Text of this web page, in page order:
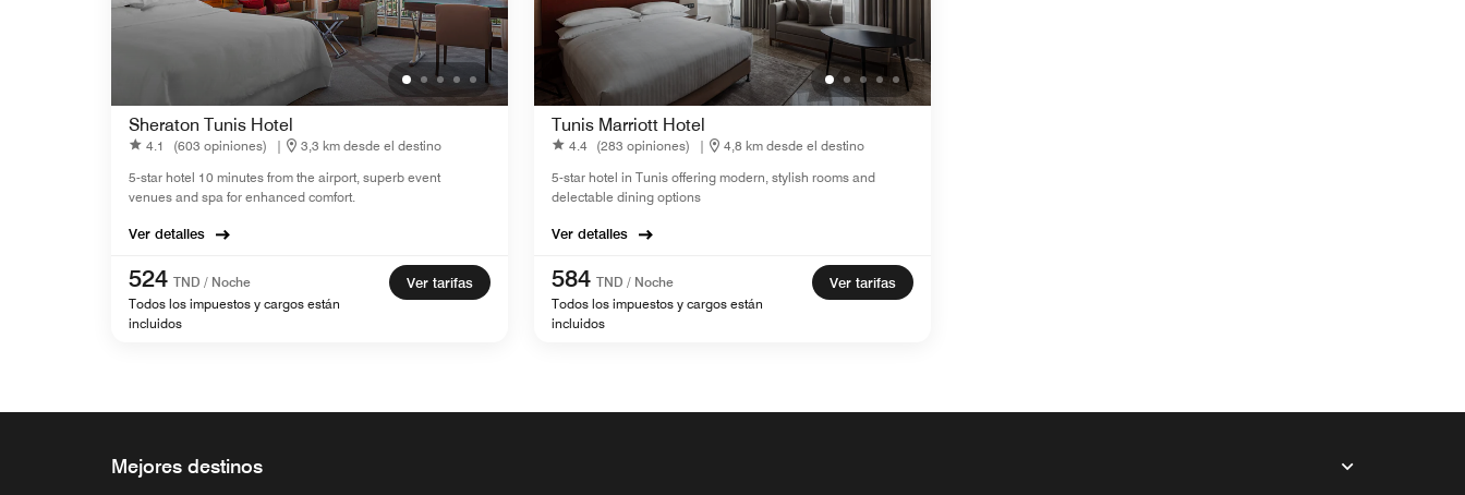
Sheraton Tunis Hotel
4.1 (603 opiniones) |
3,3 km desde el destino
5-star hotel 10 minutes from the airport, superb event
venues and spa for enhanced comfort.
Ver detalles
524 TND / Noche
Todos los impuestos y cargos están
incluidos
Ver tarifas
Tunis Marriott Hotel
4.4 (283 opiniones) |
4,8 km desde el destino
5-star hotel in Tunis offering modern, stylish rooms and
delectable dining options
Ver detalles
584 TND / Noche
Todos los impuestos y cargos están
incluidos
Ver tarifas
Mejores destinos